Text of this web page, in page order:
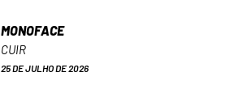
MONOFACE
CUIR
25 DE JULHO DE 2026